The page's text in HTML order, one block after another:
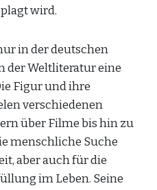
wird.
in der deutschen
der Weltliteratur eine
Figur und ihre
verschiedenen
über Filme bis hin zu
menschliche Suche
aber auch für die
im Leben. Seine